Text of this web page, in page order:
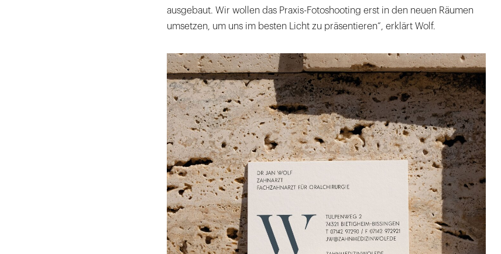
ausgebaut. Wir wollen das Praxis-Fotoshooting erst in den neuen Räumen
umsetzen, um uns im besten Licht zu präsentieren“, erklärt Wolf.